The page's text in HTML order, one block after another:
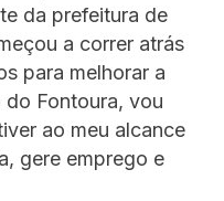
da prefeitura de
a correr atrás
para melhorar a
Fontoura, vou
ao meu alcance
gere emprego e